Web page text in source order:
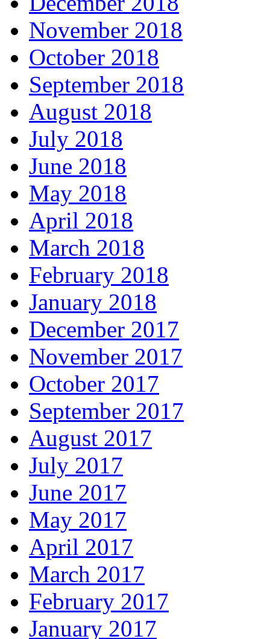
November 2018
October 2018
September 2018
August 2018
July 2018
June 2018
May 2018
April 2018
March 2018
February 2018
January 2018
December 2017
November 2017
October 2017
September 2017
August 2017
July 2017
June 2017
May 2017
April 2017
March 2017
February 2017
January 2017